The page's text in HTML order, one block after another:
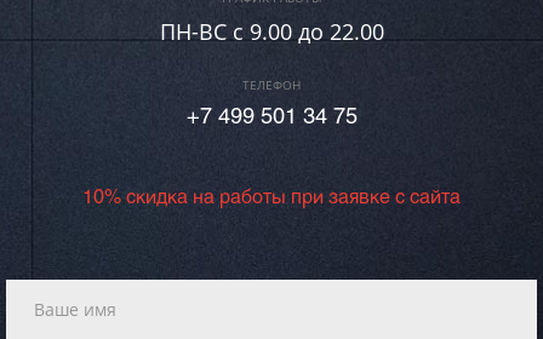
ПН-ВC c 9.00 до 22.00
ТЕЛЕФОН
+7 499 501 34 75
10% скидка на работы при заявке с сайта